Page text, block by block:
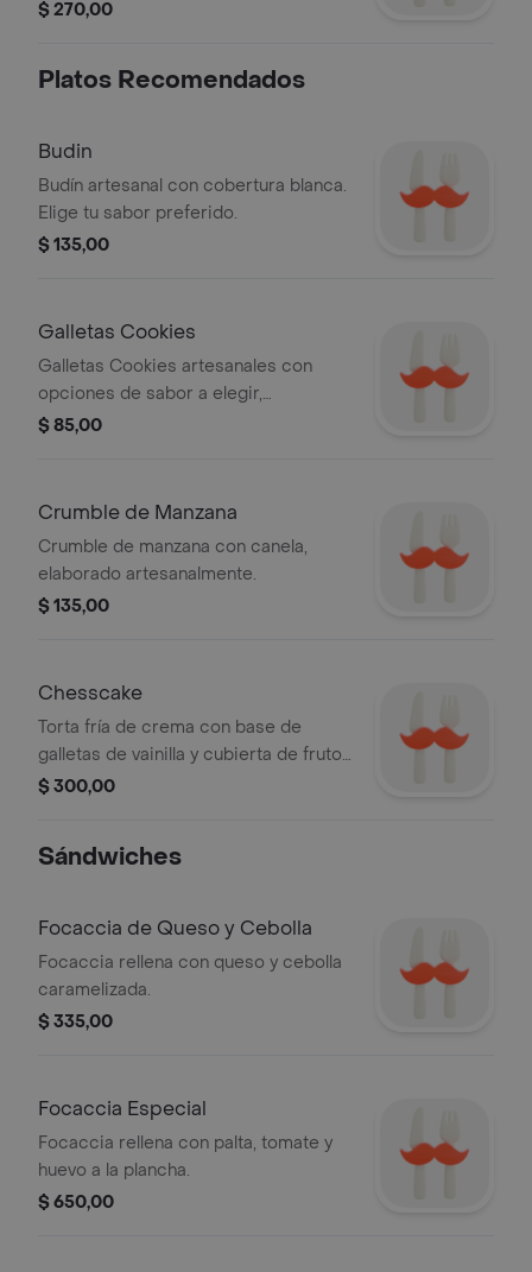
$ 270,00
Platos Recomendados
Budin
Budín artesanal con cobertura blanca.
Elige tu sabor preferido.
$ 135,00
Galletas Cookies
Galletas Cookies artesanales con
opciones de sabor a elegir,
incluyendo chocolate y avena.
$ 85,00
Crumble de Manzana
Crumble de manzana con canela,
elaborado artesanalmente.
$ 135,00
Chesscake
Torta fría de crema con base de
galletas de vainilla y cubierta de frutos
rojos.
$ 300,00
Sándwiches
Focaccia de Queso y Cebolla
Focaccia rellena con queso y cebolla
caramelizada.
$ 335,00
Focaccia Especial
Focaccia rellena con palta, tomate y
huevo a la plancha.
$ 650,00